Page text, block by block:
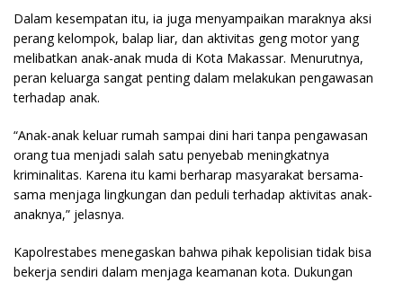
Dalam kesempatan itu, ia juga menyampaikan maraknya aksi
perang kelompok, balap liar, dan aktivitas geng motor yang
melibatkan anak-anak muda di Kota Makassar. Menurutnya,
peran keluarga sangat penting dalam melakukan pengawasan
terhadap anak.
“Anak-anak keluar rumah sampai dini hari tanpa pengawasan
orang tua menjadi salah satu penyebab meningkatnya
kriminalitas. Karena itu kami berharap masyarakat bersama-
sama menjaga lingkungan dan peduli terhadap aktivitas anak-
anaknya,” jelasnya.
Kapolrestabes menegaskan bahwa pihak kepolisian tidak bisa
bekerja sendiri dalam menjaga keamanan kota. Dukungan